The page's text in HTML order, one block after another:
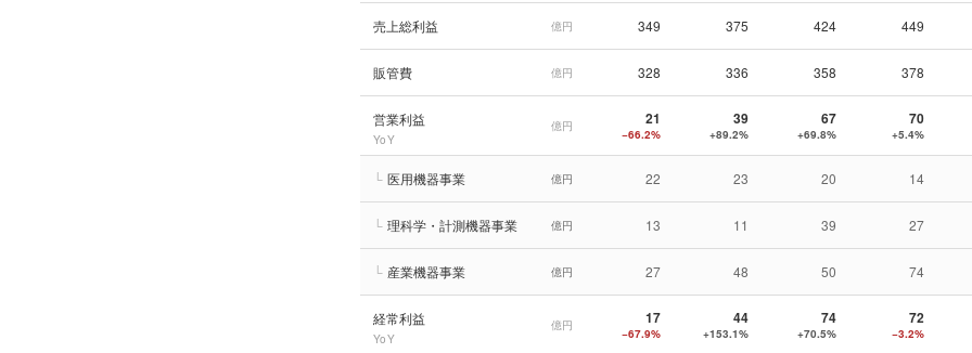
売上総利益 億円 349 375 424 449
販管費 億円 328 336 358 378
営業利益
YoY
億円 21
−66.2%
39
+89.2%
67
+69.8%
70
+5.4%
└ 医用機器事業 億円 22 23 20 14
└ 理科学・計測機器事業 億円 13 11 39 27
└ 産業機器事業 億円 27 48 50 74
経常利益
YoY
億円 17
−67.9%
44
+153.1%
74
+70.5%
72
−3.2%